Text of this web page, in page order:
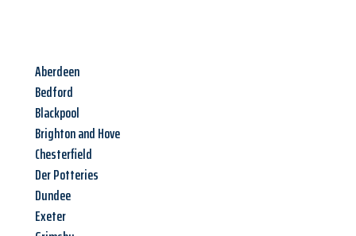
Aberdeen
Bedford
Blackpool
Brighton and Hove
Chesterfield
Der Potteries
Dundee
Exeter